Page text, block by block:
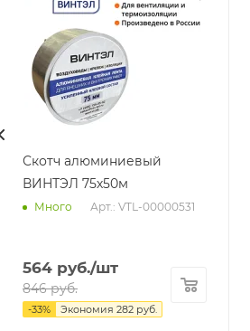
Скотч алюминиевый
ВИНТЭЛ 75х50м
Много Арт.: VTL-00000531
564 руб./шт
846руб.
-33% Экономия 282 руб.